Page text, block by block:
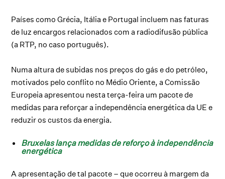
Países como Grécia, Itália e Portugal incluem nas faturas
de luz encargos relacionados com a radiodifusão pública
(a RTP, no caso português).
Numa altura de subidas nos preços do gás e do petróleo,
motivados pelo conflito no Médio Oriente, a Comissão
Europeia apresentou nesta terça-feira um pacote de
medidas para reforçar a independência energética da UE e
reduzir os custos da energia.
Bruxelas lança medidas de reforço à independência
energética
A apresentação de tal pacote – que ocorreu à margem da